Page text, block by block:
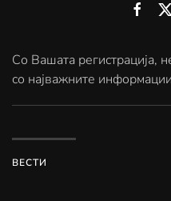
Со Вашата регистрација,
со најважните
ВЕСТИ